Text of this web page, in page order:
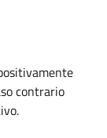
contrario